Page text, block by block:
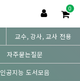
0
교수, 강사, 교사 전용
자주묻는질문
인공지능 도서모음